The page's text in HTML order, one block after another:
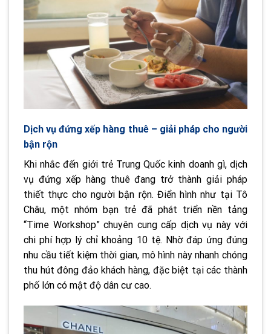
Dịch vụ đứng xếp hàng thuê – giải pháp cho người
bận rộn
Khi nhắc đến giới trẻ Trung Quốc kinh doanh gì, dịch
vụ đứng xếp hàng thuê đang trở thành giải pháp
thiết thực cho người bận rộn. Điển hình như tại Tô
Châu, một nhóm bạn trẻ đã phát triển nền tảng
“Time Workshop” chuyên cung cấp dịch vụ này với
chi phí hợp lý chỉ khoảng 10 tệ. Nhờ đáp ứng đúng
nhu cầu tiết kiệm thời gian, mô hình này nhanh chóng
thu hút đông đảo khách hàng, đặc biệt tại các thành
phố lớn có mật độ dân cư cao.